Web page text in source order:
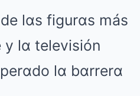
lαs figurαs más
lα televisión
lα bαrrerα